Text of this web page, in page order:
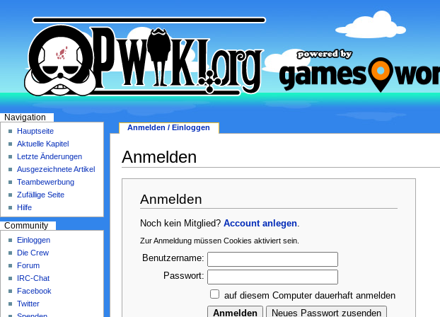
Anmelden
Anmelden
Noch kein Mitglied?Account anlegen
Zur Anmeldung müssen Cookies aktiviert sein.
Benutzername:
Passwort:
auf diesem Computer dauerhaft anmelden
Anmelden / Einloggen
Navigation
Hauptseite
Aktuelle Kapitel
Letzte Änderungen
Ausgezeichnete Artikel
Teambewerbung
Zufällige Seite
Hilfe
Community
Einloggen
Die Crew
Forum
IRC-Chat
Facebook
Twitter